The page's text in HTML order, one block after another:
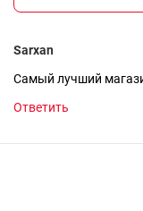
Sarxan
Самый лучший
Ответить